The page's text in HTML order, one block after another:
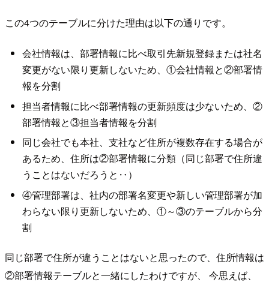
この4つのテーブルに分けた理由は以下の通りです。
会社情報は、部署情報に比べ取引先新規登録または社名
変更がない限り更新しないため、①会社情報と②部署情
報を分割
担当者情報に比べ部署情報の更新頻度は少ないため、②
部署情報と③担当者情報を分割
同じ会社でも本社、支社など住所が複数存在する場合が
あるため、住所は②部署情報に分類（同じ部署で住所違
うことはないだろうと‥）
④管理部署は、社内の部署名変更や新しい管理部署が加
わらない限り更新しないため、①～③のテーブルから分
割
同じ部署で住所が違うことはないと思ったので、住所情報は
②部署情報テーブルと一緒にしたわけですが、 今思えば、